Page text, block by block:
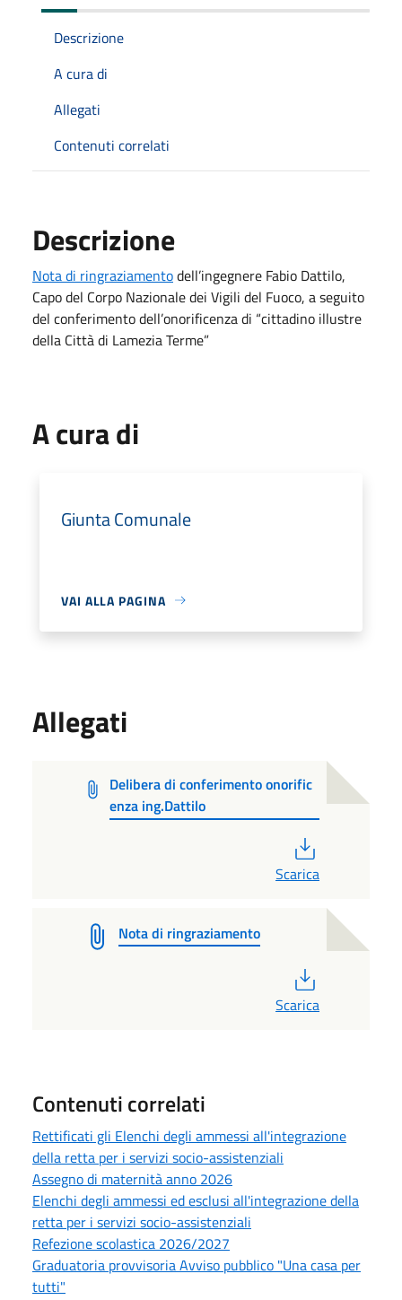
Descrizione
A cura di
Allegati
Contenuti correlati
Descrizione
Nota di ringraziamentodell’ingegnere Fabio Dattilo,
Capo del Corpo Nazionale dei Vigili del Fuoco, a seguito
del conferimento dell’onorificenza di “cittadino illustre
della Città di Lamezia Terme”
A cura di
Giunta Comunale
VAI ALLA PAGINA
Allegati
Delibera di conferimento onorific
enza ing.Dattilo
Scarica
Nota di ringraziamento
Scarica
Contenuti correlati
Rettificati gli Elenchi degli ammessi all'integrazione
della retta per i servizi socio-assistenziali
Assegno di maternità anno 2026
Elenchi degli ammessi ed esclusi all'integrazione della
retta per i servizi socio-assistenziali
Refezione scolastica 2026/2027
Graduatoria provvisoria Avviso pubblico "Una casa per
tutti"